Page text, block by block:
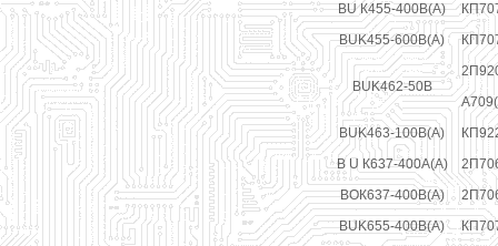
BU К455-400В(А)
BUK455-600B(A)
BUK462-50B
BUK463-100B(A)
В U К637-400А(А)
ВОК637-400В(А)
BUK655-400B(A)